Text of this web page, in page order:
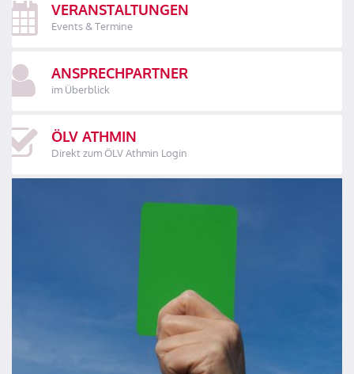
VERANSTALTUNGEN
Events & Termine
ANSPRECHPARTNER
im Überblick
ÖLV ATHMIN
Direkt zum ÖLV Athmin Login